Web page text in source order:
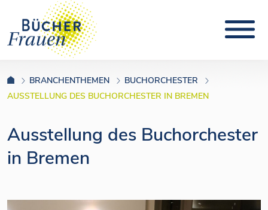
BRANCHENTHEMEN
BUCHORCHESTER
AUSSTELLUNG DES BUCHORCHESTER IN BREMEN
Ausstellung des Buchorchester
in Bremen